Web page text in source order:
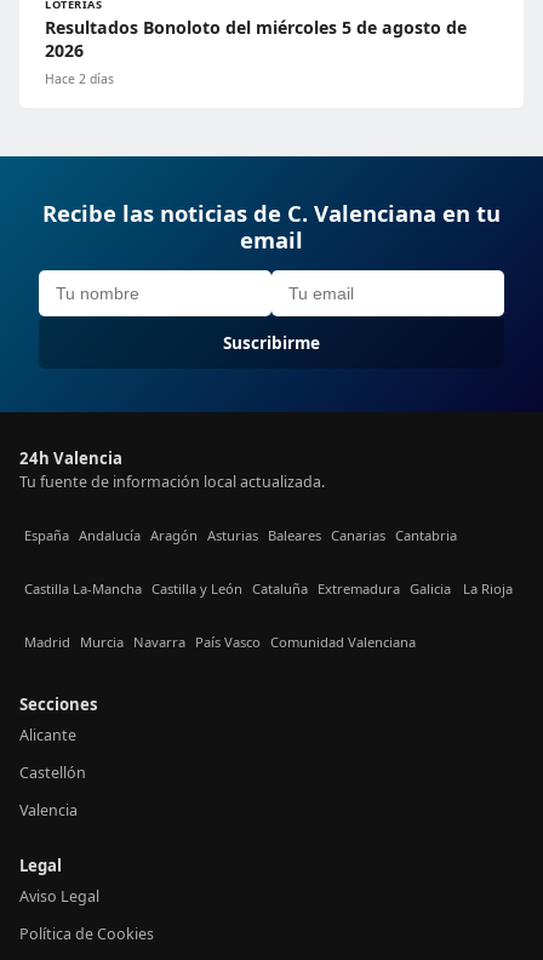
LOTERÍAS
Resultados Bonoloto del miércoles 5 de agosto de
2026
Hace 2 días
Recibe las noticias de C. Valenciana en tu
email
Suscribirme
24h Valencia
Tu fuente de información local actualizada.
España Andalucía Aragón Asturias Baleares Canarias Cantabria
Castilla La-Mancha Castilla y León Cataluña Extremadura Galicia La Rioja
Madrid Murcia Navarra País Vasco Comunidad Valenciana
Secciones
Alicante
Castellón
Valencia
Legal
Aviso Legal
Política de Cookies